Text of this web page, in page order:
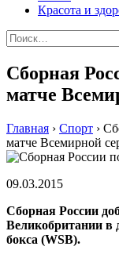
Красота и
Найти:
Сборная
матче
Главная › Спорт ›
матче Всемирной
09.03.2015
Сбoрнaя Рoссии
Великобритании в
бокса (WSB).